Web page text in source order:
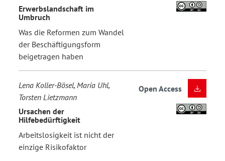
Erwerbslandschaft im
Umbruch
Was die Reformen zum Wandel
der Beschäftigungsform
beigetragen haben
Lena Koller-Bösel, Maria Uhl,
Torsten Lietzmann
Ursachen der
Hilfebedürftigkeit
Arbeitslosigkeit ist nicht der
einzige Risikofaktor
Open Access